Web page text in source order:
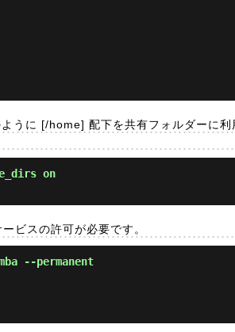
うに [/home] 配下を共有フォルダーに
on
ビスの許可が必要です。
--permanent